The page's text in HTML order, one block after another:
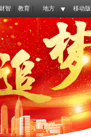
智 教育 地方 移动版